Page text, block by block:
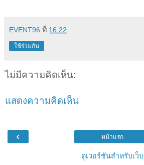
EVENT96 ที่ 16:22
ใช้ร่วมกัน
ไม่มีความคิดเห็น:
แสดงความคิดเห็น
‹ หน้าแรก
ดูเวอร์ชันสำหรับเว็บ